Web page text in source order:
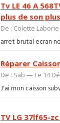
Tv LE 46 A
plus de son
De : Colette
arret brutal ecran
Réparer
De : Sab — Le 14
J'ai mon caisson
TV LG 37lf65-